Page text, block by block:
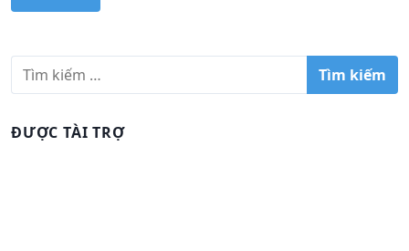
iĐƯỢC TÀI TRỢ